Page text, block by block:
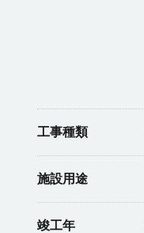
工事種類
施設用途
竣工年